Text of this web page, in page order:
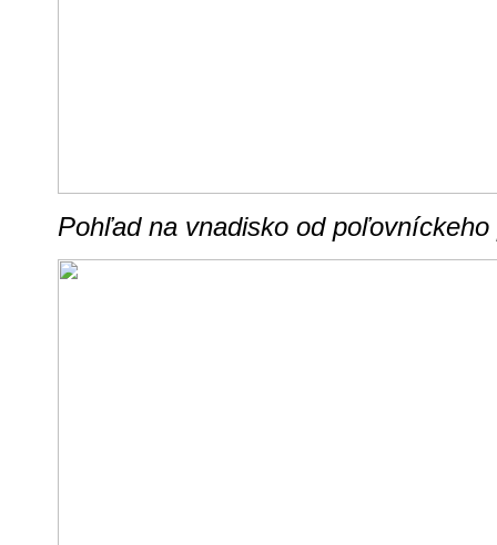
Pohľad na vnadisko od